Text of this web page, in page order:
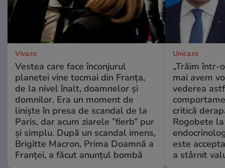
Viva.ro
Vestea care face înconjurul
planetei vine tocmai din Franța,
de la nivel înalt, doamnelor și
domnilor. Era un moment de
liniște în presa de scandal de la
Paris, dar acum ziarele ”fierb” pur
și simplu. După un scandal imens,
Brigitte Macron, Prima Doamnă a
Franței, a făcut anunțul bombă
Unica.ro
„Trăim într-
mai avem
vederea
critică
Rogobete
este
a stârnit